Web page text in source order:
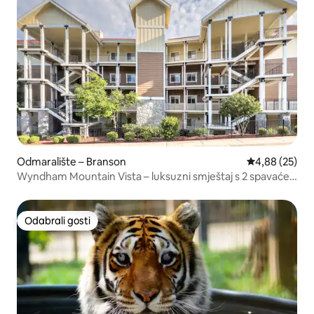
Odmaralište – Branson Prosječna
4,88 (25)
Wyndham Mountain Vista – luksuzni smještaj s 2 spavaće
Odabrali gosti
Odabrali gosti